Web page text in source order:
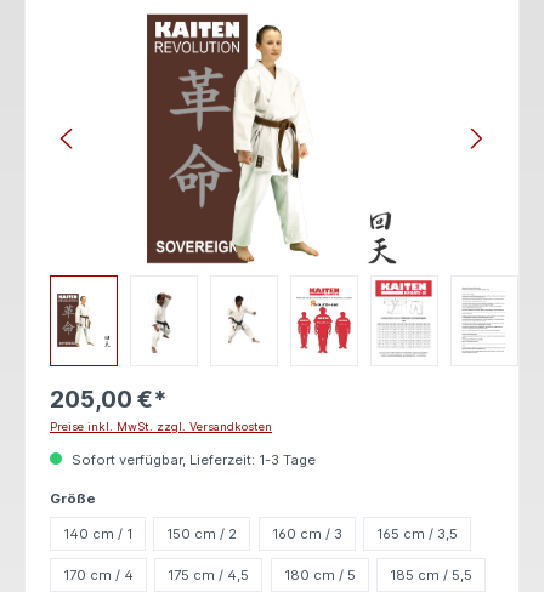
Bildergalerie überspringen
205,00 €*
Preise inkl. MwSt. zzgl. Versandkosten
Sofort verfügbar, Lieferzeit: 1-3 Tage
Größe
140 cm / 1 150 cm / 2 160 cm / 3 165 cm / 3,5
170 cm / 4 175 cm / 4,5 180 cm / 5 185 cm / 5,5